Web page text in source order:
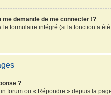
me demande de me connecter !?
formulaire intégré (si la fonction a
?
forum ou « Répondre » depuis la